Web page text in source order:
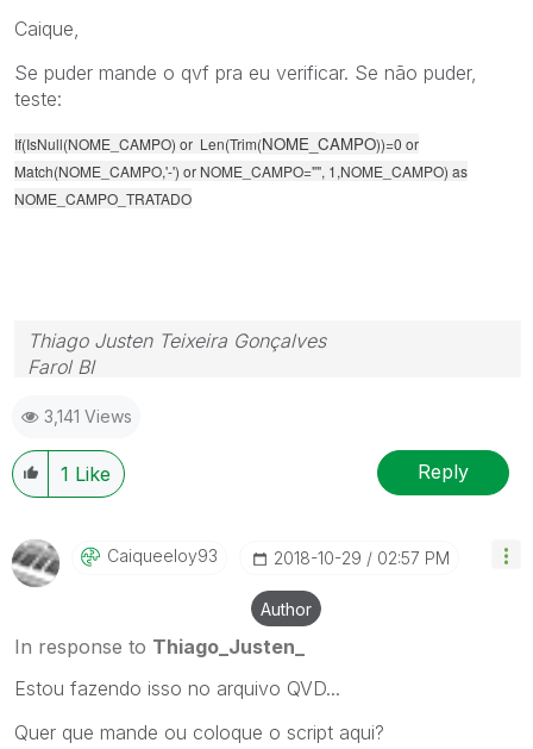
Caique,
Se puder mande o qvf pra eu verificar. Se não puder,
teste:
If(IsNull(NOME_CAMPO) or Len(Trim(NOME_CAMPO))=0 or
Match(NOME_CAMPO,'-') or NOME_CAMPO="", 1,NOME_CAMPO) as
NOME_CAMPO_TRATADO
Thiago Justen Teixeira Gonçalves
Farol BI
Skype: justen.thiago
3,141 Views
1 Like Reply
Caiqueeloy93 ‎2018-10-29 02:57 PM
Author
In response to Thiago_Justen_
Estou fazendo isso no arquivo QVD...
Quer que mande ou coloque o script aqui?